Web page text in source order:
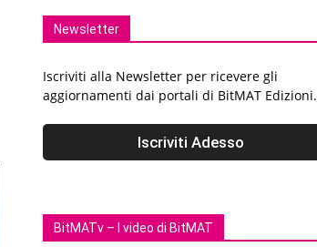
Newsletter
Iscriviti alla Newsletter per ricevere gli
aggiornamenti dai portali di BitMAT Edizioni.
BitMATv – I video di BitMAT